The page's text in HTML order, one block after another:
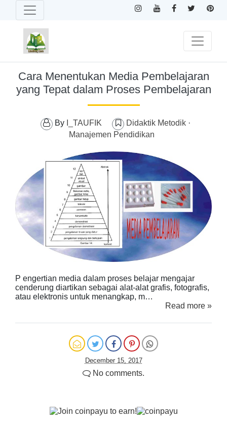
Cara Menentukan Media Pembelajaran
yang Tepat dalam Proses Pembelajaran
By I_TAUFIK Didaktik Metodik ·
Manajemen Pendidikan
P engertian media dalam proses belajar mengajar
cenderung diartikan sebagai alat-alat grafis, fotografis,
atau elektronis untuk menangkap, m…
Read more »
December 15, 2017
No comments.